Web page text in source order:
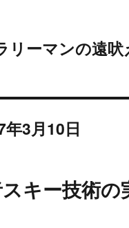
リーマンの遠吠
年3月10日
キー技術の